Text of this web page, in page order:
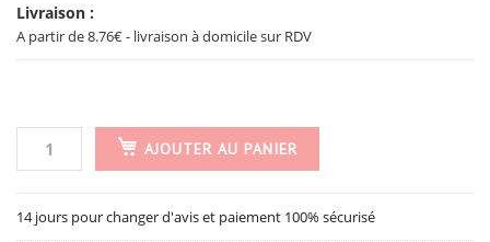
Livraison :
A partir de 8.76€ - livraison à domicile sur RDV
AJOUTER AU PANIER
14 jours pour changer d'avis et paiement 100% sécurisé